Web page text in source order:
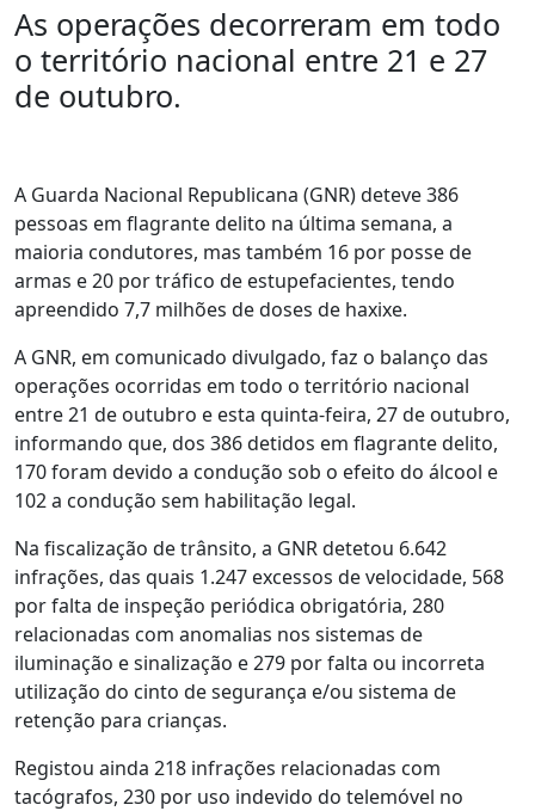
As operações decorreram em todo
o território nacional entre 21 e 27
de outubro.
A Guarda Nacional Republicana (GNR) deteve 386
pessoas em flagrante delito na última semana, a
maioria condutores, mas também 16 por posse de
armas e 20 por tráfico de estupefacientes, tendo
apreendido 7,7 milhões de doses de haxixe.
A GNR, em comunicado divulgado, faz o balanço das
operações ocorridas em todo o território nacional
entre 21 de outubro e esta quinta-feira, 27 de outubro,
informando que, dos 386 detidos em flagrante delito,
170 foram devido a condução sob o efeito do álcool e
102 a condução sem habilitação legal.
Na fiscalização de trânsito, a GNR detetou 6.642
infrações, das quais 1.247 excessos de velocidade, 568
por falta de inspeção periódica obrigatória, 280
relacionadas com anomalias nos sistemas de
iluminação e sinalização e 279 por falta ou incorreta
utilização do cinto de segurança e/ou sistema de
retenção para crianças.
Registou ainda 218 infrações relacionadas com
tacógrafos, 230 por uso indevido do telemóvel no